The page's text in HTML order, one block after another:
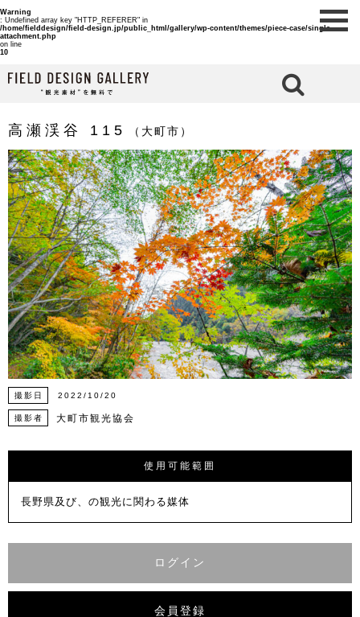
Warning
: Undefined array key "HTTP_REFERER" in
/home/fielddesign/field-design.jp/public_html/gallery/wp-content/themes/piece-case/single-
attachment.php
on line
10
高瀬渓谷 115 （大町市）
撮影日 2022/10/20
撮影者 大町市観光協会
使用可能範囲
長野県及び、の観光に関わる媒体
ログイン
会員登録